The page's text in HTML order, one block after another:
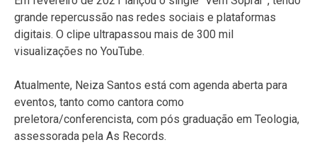
grande repercussão nas redes sociais e plataformas
digitais. O clipe ultrapassou mais de 300 mil
visualizações no YouTube.
Atualmente, Neiza Santos está com agenda aberta para
eventos, tanto como cantora como
preletora/conferencista, com pós graduação em Teologia,
assessorada pela As Records.